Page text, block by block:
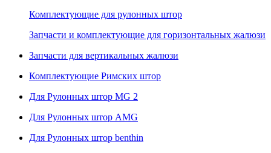
Комплектующие для рулонных штор
Запчасти и комплектующие для горизонтальных жалюзи
Запчасти для вертикальных жалюзи
Комплектующие Римских штор
Для Рулонных штор MG 2
Для Рулонных штор AMG
Для Рулонных штор benthin